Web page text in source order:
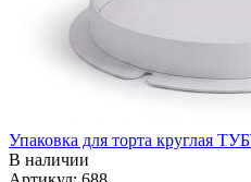
Упаковка для торта круглая
В наличии